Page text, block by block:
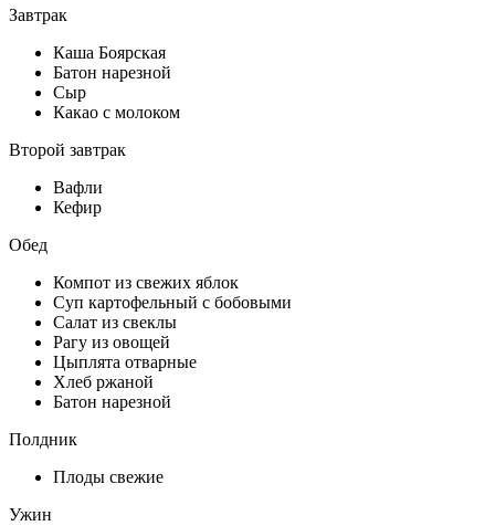
Завтрак
Каша Боярская
Батон нарезной
Сыр
Какао с молоком
Второй завтрак
Вафли
Кефир
Обед
Компот из свежих яблок
Суп картофельный с бобовыми
Салат из свеклы
Рагу из овощей
Цыплята отварные
Хлеб ржаной
Батон нарезной
Полдник
Плоды свежие
Ужин